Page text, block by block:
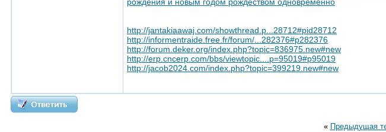
http://jantakiaawaj.com/showthread.p...28712#pid28712
http://informentraide.free.fr/forum/...282376#p282376
http://forum.deker.org/index.php?topic=836975.new#new
http://erp.cncerp.com/bbs/viewtopic....p=95019#p95019
http://jacob2024.com/index.php?topic=399219.new#new
« Предыдущая